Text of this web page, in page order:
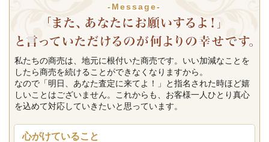
-Message-
私たちの商売は、地元に根付いた商売です。いい加減なことを
したら商売を続けることができなくなりますから。
なので「明日、あなた査定に来てよ！」と指名された時ほど嬉
しいことはございません。これからも、お客様一人ひとり真心
を込めて対応していきたいと思っています。
心がけていること